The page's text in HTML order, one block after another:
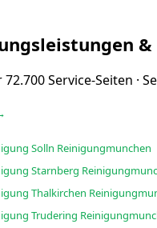
Service-Seiten ·
Erfahrene Grundreinigung Solln Reinigungmunchen
Erfahrene Grundreinigung Starnberg
Erfahrene Grundreinigung Thalkirchen
Erfahrene Grundreinigung Trudering